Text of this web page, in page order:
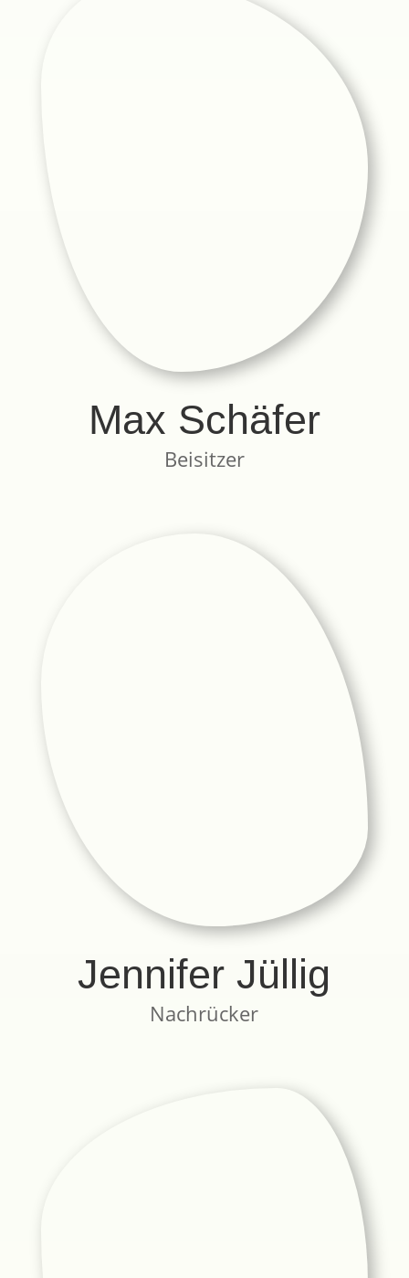
Max Schäfer
Beisitzer
Jennifer Jüllig
Nachrücker